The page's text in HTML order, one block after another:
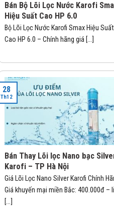
Bán Bộ Lõi Lọc Nước Karofi
Hiệu Suất Cao HP 6.0
Bộ Lõi Lọc Nước Karofi Smax Hiệu Suất
Cao HP 6.0 – Chính hãng giá [...]
Bán Thay Lõi lọc Nano bạc
Karofi – TP Hà Nội
Giá Lõi Lọc Nano Silver Karofi Chính
Giá khuyến mại miền Bắc: 400.000đ –
[...]
28
Th12